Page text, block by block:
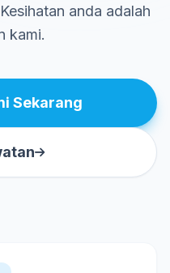
anda adalah
kami.
Sekarang